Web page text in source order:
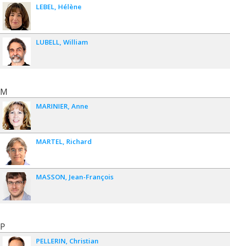
LEBEL Hélène
LUBELL William
M
MARINIER Anne
MARTEL Richard
MASSON Jean-François
P
PELLERIN Christian